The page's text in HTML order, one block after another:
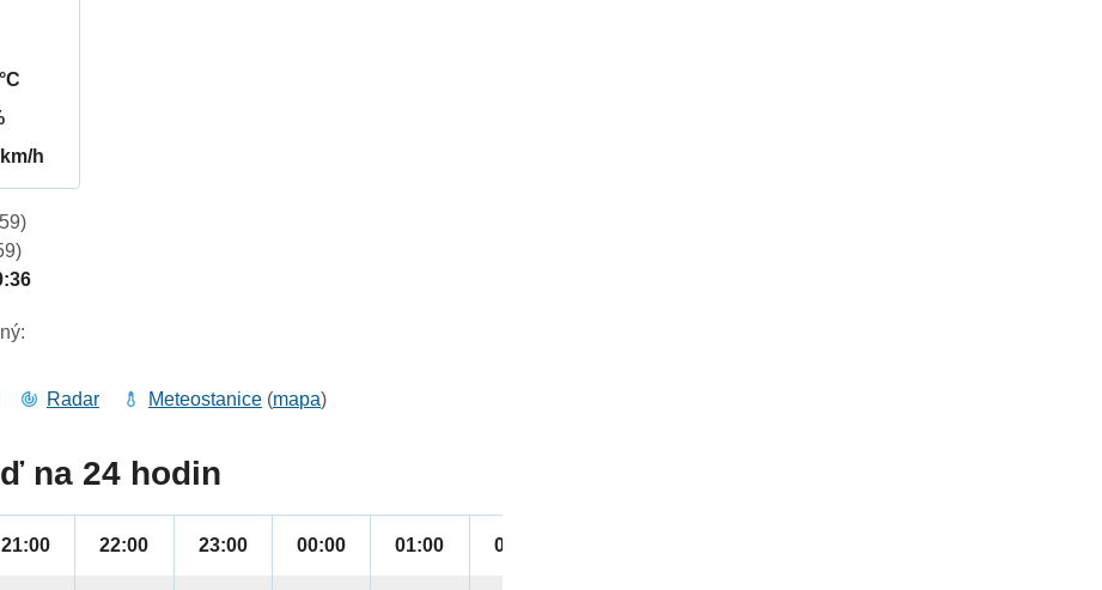
h
Radar Meteostanice (mapa)
na 24 hodin
21:00 22:00 23:00 00:00 01:00 02:00